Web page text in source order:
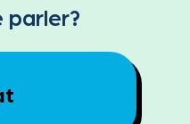
parler?